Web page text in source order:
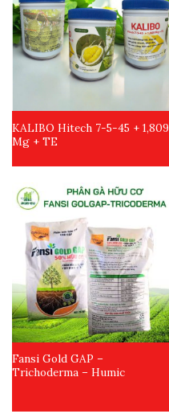
KALIBO Hitech 7-5-45 + 1,809
Mg + TE
Fansi Gold GAP –
Trichoderma – Humic